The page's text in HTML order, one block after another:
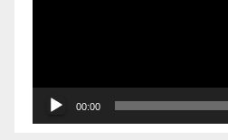
00:00